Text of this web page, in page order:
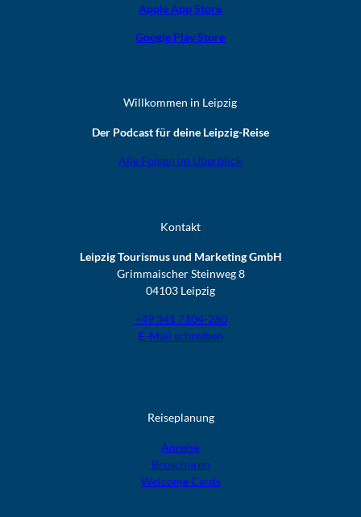
Apple App Store
Google Play Store
Willkommen in Leipzig
Der Podcast für deine Leipzig-Reise
Alle Folgen im Überblick
Kontakt
Leipzig Tourismus und Marketing GmbH
Grimmaischer Steinweg 8
04103 Leipzig
+49 341 7104-260
E-Mail schreiben
Reiseplanung
Anreise
Broschüren
Welcome Cards​​​​​​​